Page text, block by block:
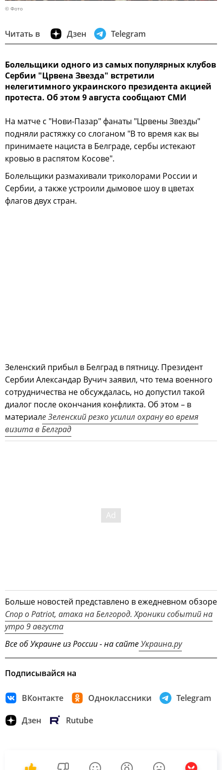
© Фото
Читать в Дзен Telegram
Болельщики одного из самых популярных клубов
Сербии "Црвена Звезда" встретили
нелегитимного украинского президента акцией
протеста. Об этом 9 августа сообщают СМИ
На матче с "Нови-Пазар" фанаты "Црвены Звезды"
подняли растяжку со слоганом "В то время как вы
принимаете нациста в Белграде, сербы истекают
кровью в распятом Косове".
Болельщики размахивали триколорами России и
Сербии, а также устроили дымовое шоу в цветах
флагов двух стран.
Зеленский прибыл в Белград в пятницу. Президент
Сербии Александар Вучич заявил, что тема военного
сотрудничества не обсуждалась, но допустил такой
диалог после окончания конфликта. Об этом – в
материале Зеленский резко усилил охрану во время
визита в Белград
Больше новостей представлено в ежедневном обзоре
Спор о Patriot, атака на Белгород. Хроники событий на
утро 9 августа
Все об Украине из России - на сайтеУкраина.ру
Подписывайся на
ВКонтакте Одноклассники Telegram
Дзен Rutube